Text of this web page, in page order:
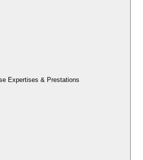
Expertises & Prestations